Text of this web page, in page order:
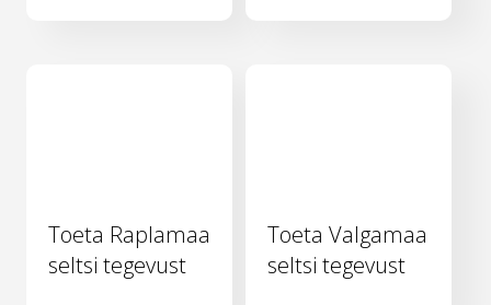
Toeta Raplamaa
seltsi tegevust
Toeta Valgamaa
seltsi tegevust